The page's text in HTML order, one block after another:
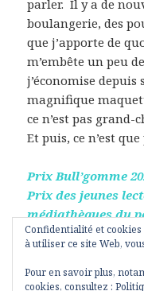
parler. Il y a de
boulangerie, des
que j’apporte de
m’embête un peu
j’économise
magnifique
ce n’est pas grand-
Et puis, ce n’est
Prix Bull’gomme
Prix des jeunes
médiathèques du
Sélection prix
6è-5è
Confidentialité et
à utiliser ce site Web,
Pour en savoir plus,
cookies, consultez :